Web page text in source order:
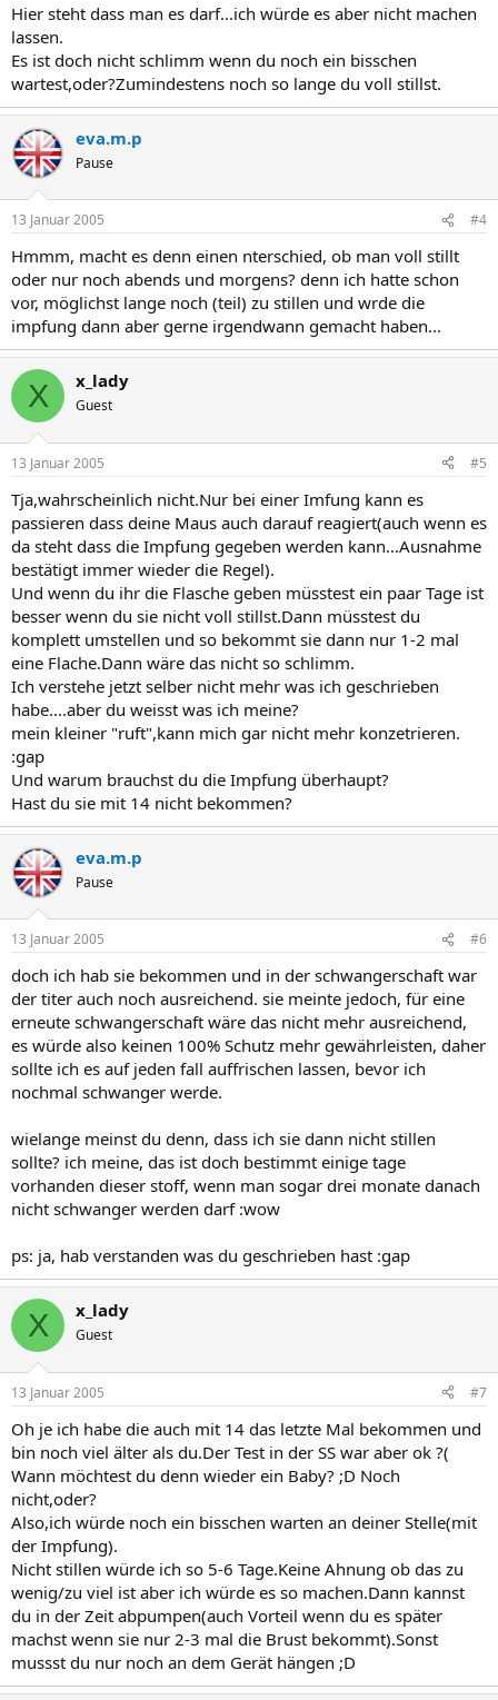
Hier steht dass man es darf...ich würde es aber nicht machen
lassen.
Es ist doch nicht schlimm wenn du noch ein bisschen
wartest,oder?Zumindestens noch so lange du voll stillst.
eva.m.p
Pause
13 Januar 2005 #4
Hmmm, macht es denn einen nterschied, ob man voll stillt
oder nur noch abends und morgens? denn ich hatte schon
vor, möglichst lange noch (teil) zu stillen und wrde die
impfung dann aber gerne irgendwann gemacht haben...
X x_lady
Guest
13 Januar 2005 #5
Tja,wahrscheinlich nicht.Nur bei einer Imfung kann es
passieren dass deine Maus auch darauf reagiert(auch wenn es
da steht dass die Impfung gegeben werden kann...Ausnahme
bestätigt immer wieder die Regel).
Und wenn du ihr die Flasche geben müsstest ein paar Tage ist
besser wenn du sie nicht voll stillst.Dann müsstest du
komplett umstellen und so bekommt sie dann nur 1-2 mal
eine Flache.Dann wäre das nicht so schlimm.
Ich verstehe jetzt selber nicht mehr was ich geschrieben
habe....aber du weisst was ich meine?
mein kleiner "ruft",kann mich gar nicht mehr konzetrieren.
:gap
Und warum brauchst du die Impfung überhaupt?
Hast du sie mit 14 nicht bekommen?
eva.m.p
Pause
13 Januar 2005 #6
doch ich hab sie bekommen und in der schwangerschaft war
der titer auch noch ausreichend. sie meinte jedoch, für eine
erneute schwangerschaft wäre das nicht mehr ausreichend,
es würde also keinen 100% Schutz mehr gewährleisten, daher
sollte ich es auf jeden fall auffrischen lassen, bevor ich
nochmal schwanger werde.
wielange meinst du denn, dass ich sie dann nicht stillen
sollte? ich meine, das ist doch bestimmt einige tage
vorhanden dieser stoff, wenn man sogar drei monate danach
nicht schwanger werden darf :wow
ps: ja, hab verstanden was du geschrieben hast :gap
X x_lady
Guest
13 Januar 2005 #7
Oh je ich habe die auch mit 14 das letzte Mal bekommen und
bin noch viel älter als du.Der Test in der SS war aber ok ?(
Wann möchtest du denn wieder ein Baby? ;D Noch
nicht,oder?
Also,ich würde noch ein bisschen warten an deiner Stelle(mit
der Impfung).
Nicht stillen würde ich so 5-6 Tage.Keine Ahnung ob das zu
wenig/zu viel ist aber ich würde es so machen.Dann kannst
du in der Zeit abpumpen(auch Vorteil wenn du es später
machst wenn sie nur 2-3 mal die Brust bekommt).Sonst
mussst du nur noch an dem Gerät hängen ;D